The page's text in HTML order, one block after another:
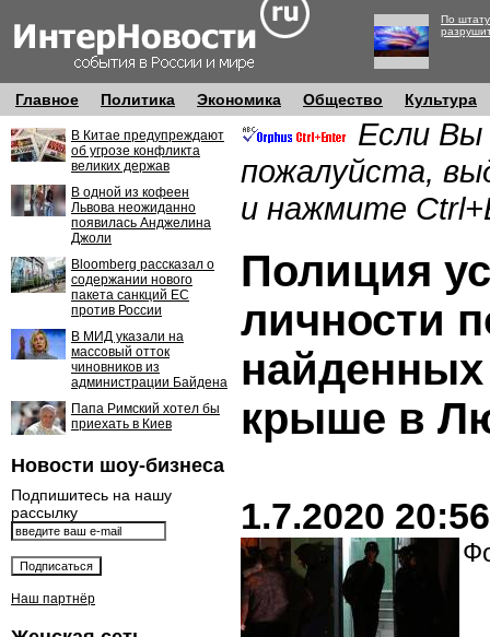
По
Главное Политика Экономика Общество Культура
В Китае предупреждают
об угрозе конфликта
великих держав
В одной из кофеен
Львова неожиданно
появилась Анджелина
Джоли
Bloomberg рассказал о
содержании нового
пакета санкций ЕС
против России
В МИД указали на
массовый отток
чиновников из
администрации Байдена
Папа Римский хотел бы
приехать в Киев
Новости шоу-бизнеса
Подпишитесь на нашу
рассылку
Наш партнёр
Если Вы
пожалуйста,
и нажмите
Полиция
личности
крыше в
1.7.2020 20:56